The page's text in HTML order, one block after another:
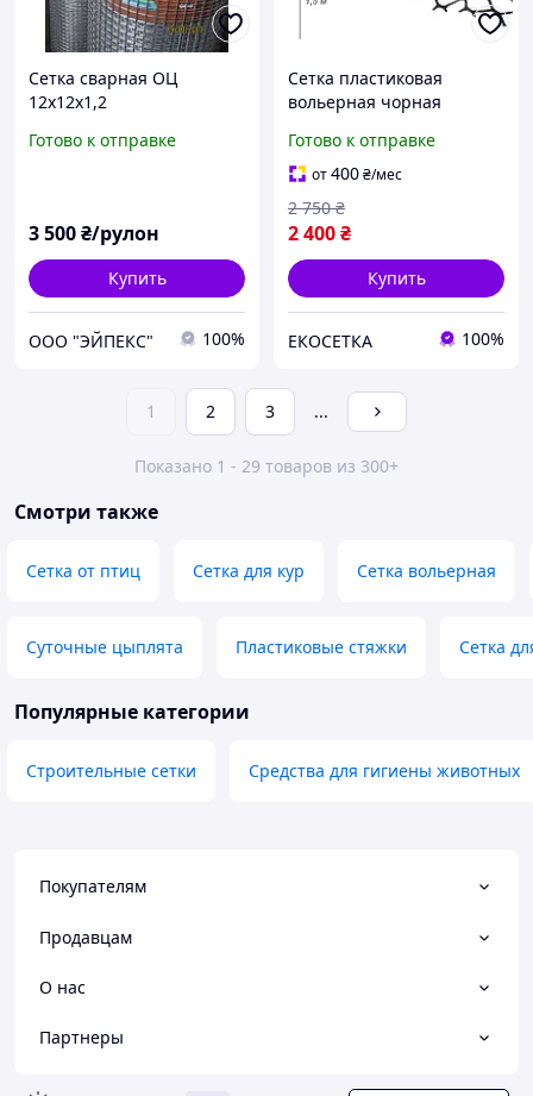
Сетка сварная ОЦ
12х12х1,2
Готово к отправке
3 500₴/рулон
Купить
ООО "ЭЙПЕКС" 100%
Сетка пластиковая
вольерная чорная
1,50м/30,00м
Готово к отправке
от400₴/мес
2 400₴
2 750 ₴
Купить
ЕКОСЕТКА 100%
1 2 3 ...
Показано 1 - 29 товаров из 300+
Смотри также
Сетка от птиц Сетка для кур Сетка вольерная
Суточные цыплята Пластиковые стяжки Сетка
Популярные категории
Строительные сетки Средства для гигиены животных
Покупателям
Продавцам
О нас
Партнеры